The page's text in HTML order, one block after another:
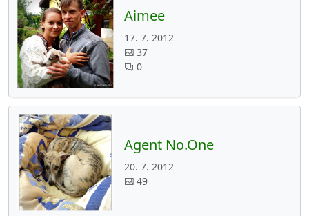
Aimee
17. 7. 2012
37
0
Agent No.One
20. 7. 2012
49